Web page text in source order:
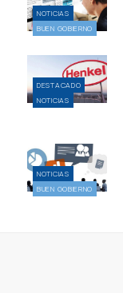
NOTICIAS
BUEN GOBIERNO
DESTACADO
NOTICIAS
NOTICIAS
BUEN GOBIERNO